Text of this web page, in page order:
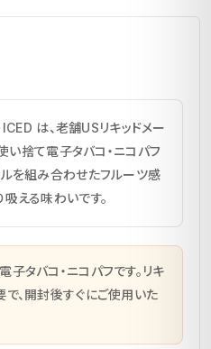
は、老舗USリキッドメー
捨て電子タバコ・ニコパフ
ルを組み合わせたフルーツ感
える味わいです。
タバコ・ニコパフです。リキ
、開封後すぐにご使用いた